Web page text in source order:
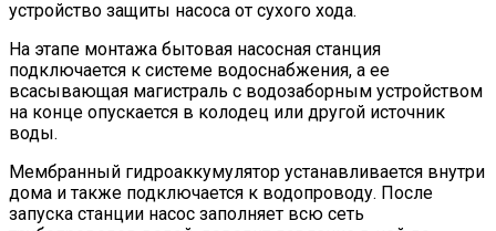
устройство защиты насоса от сухого хода.
На этапе монтажа бытовая насосная станция
подключается к системе водоснабжения, а ее
всасывающая магистраль с водозаборным устройством
на конце опускается в колодец или другой источник
воды.
Мембранный гидроаккумулятор устанавливается внутри
дома и также подключается к водопроводу. После
запуска станции насос заполняет всю сеть